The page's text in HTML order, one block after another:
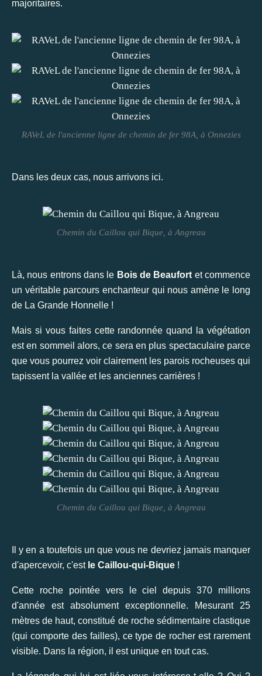
majoritaires.
RAVeL de l'ancienne ligne de chemin de fer 98A, à Onnezies
Dans les deux cas, nous arrivons ici.
Chemin du Caillou qui Bique, à Angreau
Là, nous entrons dans le Bois de Beaufort et commence
un véritable parcours enchanteur qui nous amène le long
de La Grande Honnelle !
Mais si vous faites cette randonnée quand la végétation
est en sommeil alors, ce sera en plus spectaculaire parce
que vous pourrez voir clairement les parois rocheuses qui
tapissent la vallée et les anciennes carrières !
Chemin du Caillou qui Bique, à Angreau
Il y en a toutefois un que vous ne devriez jamais manquer
d'apercevoir, c'est le Caillou-qui-Bique !
Cette roche pointée vers le ciel depuis 370 millions
d'année est absolument exceptionnelle. Mesurant 25
mètres de haut, constitué de roche sédimentaire clastique
(qui comporte des failles), ce type de rocher est rarement
visible. Dans la région, il est unique en tout cas.